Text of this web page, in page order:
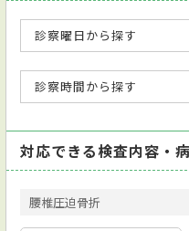
診察曜日から探す
診察時間から探す
対応できる検査内容・
腰椎圧迫骨折